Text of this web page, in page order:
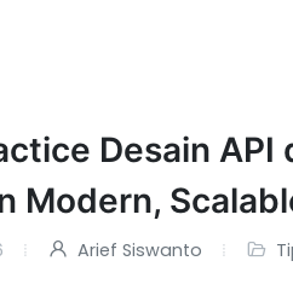
Desain API
Modern,
Arief Siswanto